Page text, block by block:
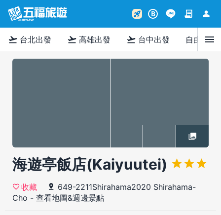
rocket_launch B contract person
flight_takeoff 台北出發 flight_takeoff 高雄出發 flight_takeoff 台中出發 自由行menu
海遊亭飯店(Kaiyuutei)
收藏
649-2211Shirahama2020 Shirahama-
Cho - 查看地圖&週邊景點